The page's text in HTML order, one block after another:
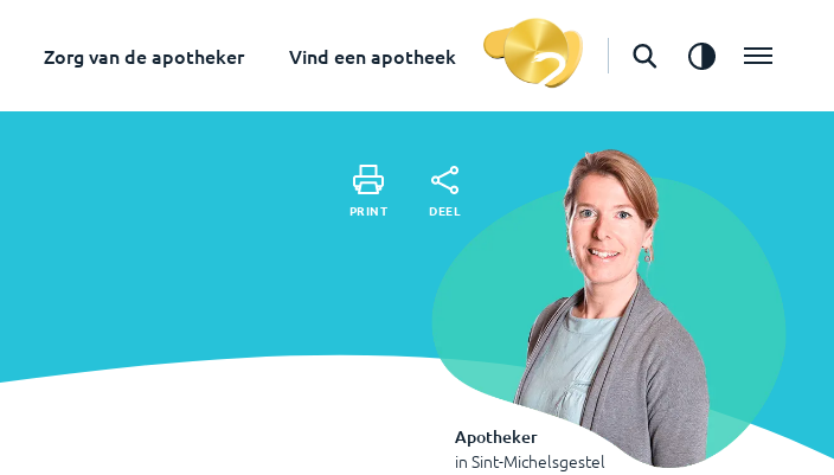
Zorg van de apotheker Vind een apotheek
Sint-Michelsgestel
Vind een apotheek
PRINT DEEL
Apotheker
in Sint-Michelsgestel